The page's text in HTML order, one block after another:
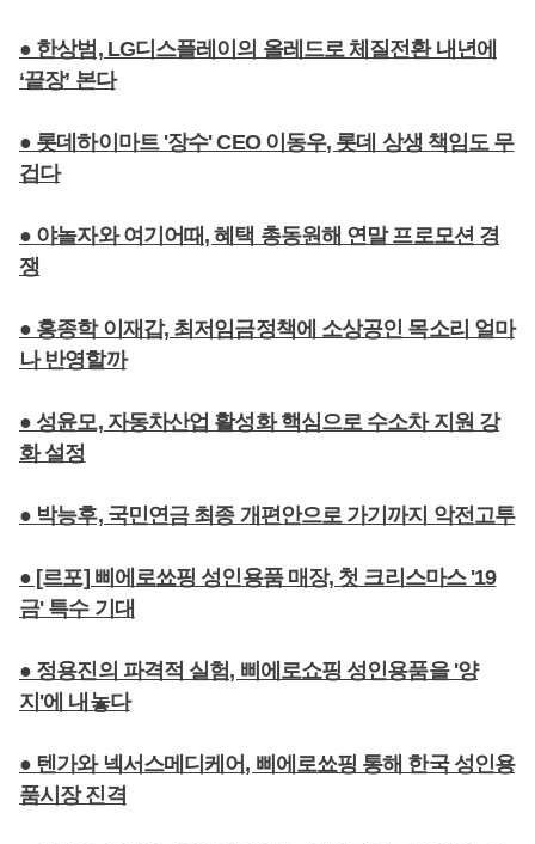
● 한상범, LG디스플레이의 올레드로 체질전환 내년에
‘끝장’ 본다
● 롯데하이마트 '장수' CEO 이동우, 롯데 상생 책임도 무
겁다
● 야놀자와 여기어때, 혜택 총동원해 연말 프로모션 경
쟁
● 홍종학 이재갑, 최저임금정책에 소상공인 목소리 얼마
나 반영할까
● 성윤모, 자동차산업 활성화 핵심으로 수소차 지원 강
화 설정
● 박능후, 국민연금 최종 개편안으로 가기까지 악전고투
● [르포] 삐에로쑈핑 성인용품 매장, 첫 크리스마스 '19
금' 특수 기대
● 정용진의 파격적 실험, 삐에로쇼핑 성인용품을 '양
지'에 내놓다
● 텐가와 넥서스메디케어, 삐에로쑈핑 통해 한국 성인용
품시장 진격